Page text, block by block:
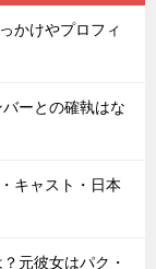
かけやプロフィ
ーとの確執はな
キャスト・日本
元彼女はパク・